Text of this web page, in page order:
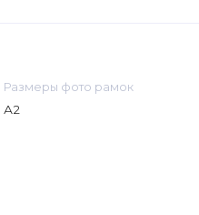
Размеры фото рамок
А2